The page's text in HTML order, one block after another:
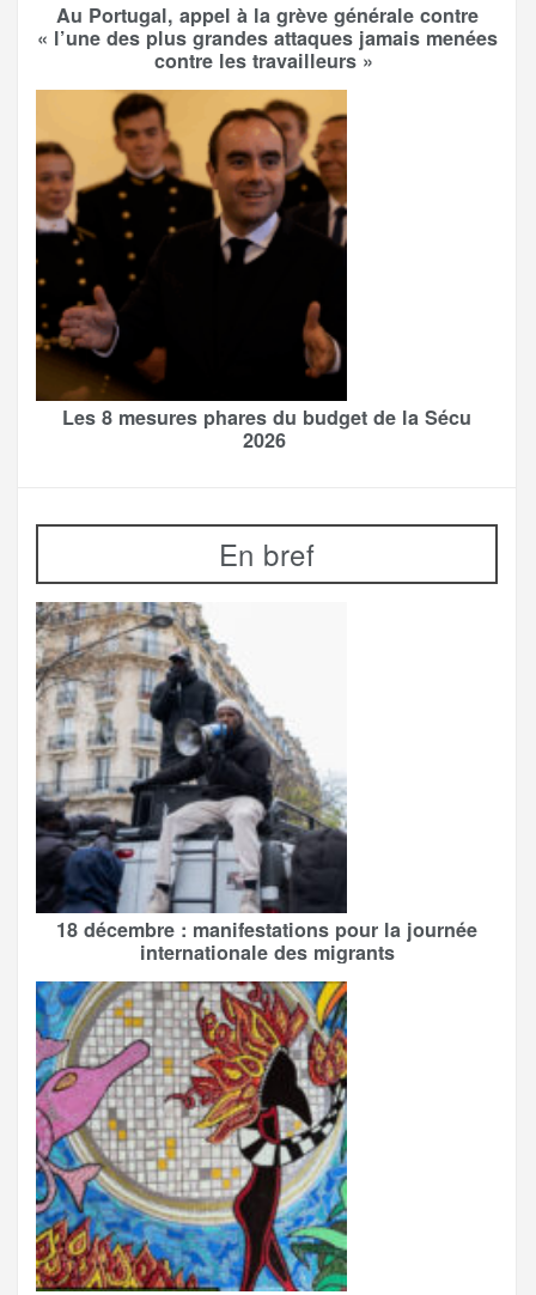
Au Portugal, appel à la grève générale contre
« l’une des plus grandes attaques jamais menées
contre les travailleurs »
Les 8 mesures phares du budget de la Sécu
2026
En bref
18 décembre : manifestations pour la journée
internationale des migrants